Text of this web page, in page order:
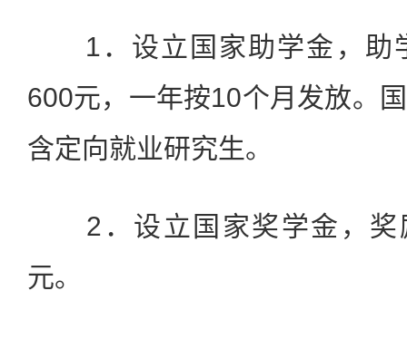
1．设立国家助学金，助
600元，一年按10个月发放。
含定向就业研究生。
2．设立国家奖学金，奖
元。